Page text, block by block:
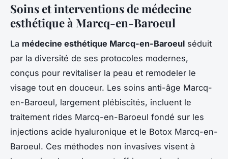
Soins et interventions de médecine
esthétique à Marcq-en-Baroeul
La médecine esthétique Marcq-en-Baroeul séduit
par la diversité de ses protocoles modernes,
conçus pour revitaliser la peau et remodeler le
visage tout en douceur. Les soins anti-âge Marcq-
en-Baroeul, largement plébiscités, incluent le
traitement rides Marcq-en-Baroeul fondé sur les
injections acide hyaluronique et le Botox Marcq-en-
Baroeul. Ces méthodes non invasives visent à